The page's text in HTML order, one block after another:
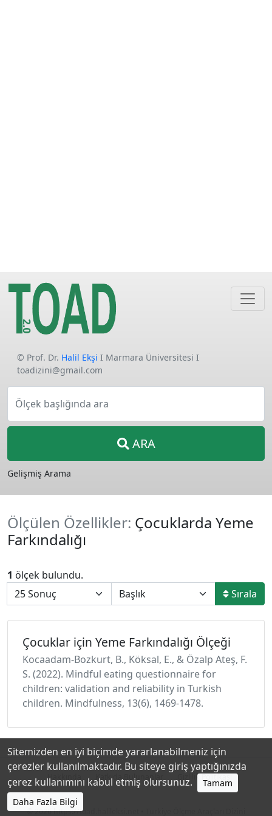
© Prof. Dr. Halil Ekşi I Marmara Üniversitesi I
toadizini@gmail.com
Ölçek başlığında ara
ARA
Gelişmiş Arama
Ölçülen Özellikler: Çocuklarda Yeme
Farkındalığı
1 ölçek bulundu.
Sırala
Çocuklar için Yeme Farkındalığı Ölçeği
Kocaadam-Bozkurt, B., Köksal, E., & Özalp Ateş, F.
S. (2022). Mindful eating questionnaire for
children: validation and reliability in Turkish
children. Mindfulness, 13(6), 1469-1478.
Hakkında Katkıda Bulunanlar Gizlilik Politikası
© 2026https://toad.halileksi.net
Sitemizden en iyi biçimde yararlanabilmeniz için
çerezler kullanılmaktadır. Bu siteye giriş yaptığınızda
çerez kullanımını kabul etmiş olursunuz.
Tamam
Daha Fazla Bilgi